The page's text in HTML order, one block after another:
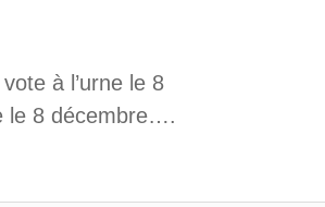
à l’urne le 8
le 8 décembre….